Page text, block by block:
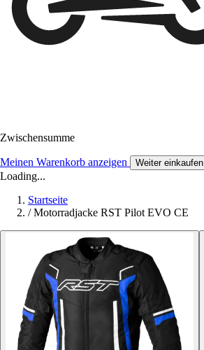
Zwischensumme
Meinen Warenkorb anzeigen Weiter einkaufen
Loading...
Startseite
/ Motorradjacke RST Pilot EVO CE